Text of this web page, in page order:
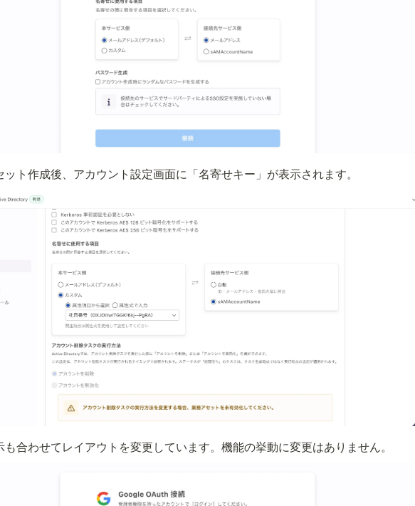
ト作成後、アカウント設定画面に「名寄せキー」が表示されます。
合わせてレイアウトを変更しています。機能の挙動に変更はありません。